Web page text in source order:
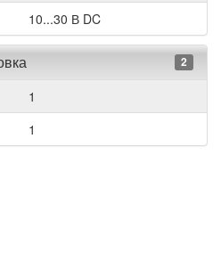
10...30 В DC
2
1
1